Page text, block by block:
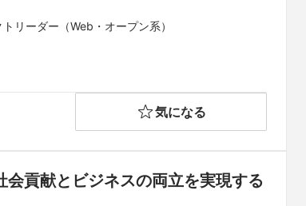
リーダー（Web・オープン系）
気になる
貢献とビジネスの両立を実現する